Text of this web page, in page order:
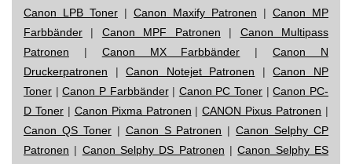
Canon LPB Toner | Canon Maxify Patronen | Canon MP
Farbbänder | Canon MPF Patronen | Canon Multipass
Patronen | Canon MX Farbbänder |Canon N
Druckerpatronen |Canon Notejet Patronen |Canon NP
Toner |Canon P Farbbänder| Canon PC Toner |Canon PC-
D Toner| Canon Pixma Patronen |CANON Pixus Patronen |
Canon QS Toner| Canon S Patronen |Canon Selphy CP
Patronen | Canon Selphy DS Patronen |Canon Selphy ES